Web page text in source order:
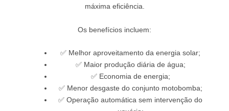
máxima eficiência.
Os benefícios incluem:
✅ Melhor aproveitamento da energia solar;
✅ Maior produção diária de água;
✅ Economia de energia;
✅ Menor desgaste do conjunto motobomba;
✅ Operação automática sem intervenção do